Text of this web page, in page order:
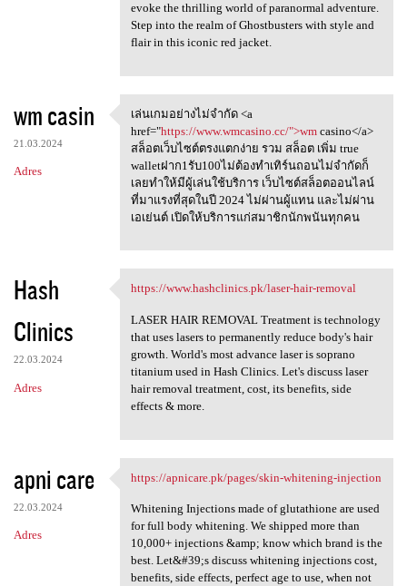
evoke the thrilling world of paranormal adventure.
Step into the realm of Ghostbusters with style and
flair in this iconic red jacket.
wm casin
21.03.2024
Adres
เล่นเกมอย่างไม่จำกัด <a href=
เล่นเกมอย่างไม่จำกัด <a
href="https://www.wmcasino.cc/">wmcasino</a>
สล็อตเว็บไซต์ตรงแตกง่าย รวม สล็อต เพิ่ม true
walletฝาก1รับ100ไม่ต้องทำเทิร์นถอนไม่จำกัดก็
เลยทำให้มีผู้เล่นใช้บริการ เว็บไซต์สล็อตออนไลน์
ที่มาแรงที่สุดในปี 2024 ไม่ผ่านผู้แทน และไม่ผ่าน
เอเย่นต์ เปิดให้บริการแก่สมาชิกนักพนันทุกคน
Hash
Clinics
22.03.2024
Adres
https://www.hashclinics.pk
https://www.hashclinics.pk/laser-hair-removal
LASER HAIR REMOVAL Treatment is technology
that uses lasers to permanently reduce body's hair
growth. World's most advance laser is soprano
titanium used in Hash Clinics. Let's discuss laser
hair removal treatment, cost, its benefits, side
effects & more.
apni care
22.03.2024
Adres
https://apnicare.pk/pages
https://apnicare.pk/pages/skin-whitening-injection
Whitening Injections made of glutathione are used
for full body whitening. We shipped more than
10,000+ injections &amp; know which brand is the
best. Let&#39;s discuss whitening injections cost,
benefits, side effects, perfect age to use, when not